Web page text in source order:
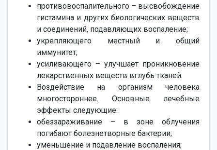
противовоспалительного – высвобождение
гистамина и других биологических веществ
и соединений, подавляющих воспаление;
укрепляющего местный и общий
иммунитет;
усиливающего – улучшает проникновение
лекарственных веществ вглубь тканей.
Воздействие на организм человека
многостороннее. Основные лечебные
эффекты следующие:
обеззараживание – в зоне облучения
погибают болезнетворные бактерии;
уменьшение и подавление воспаления;